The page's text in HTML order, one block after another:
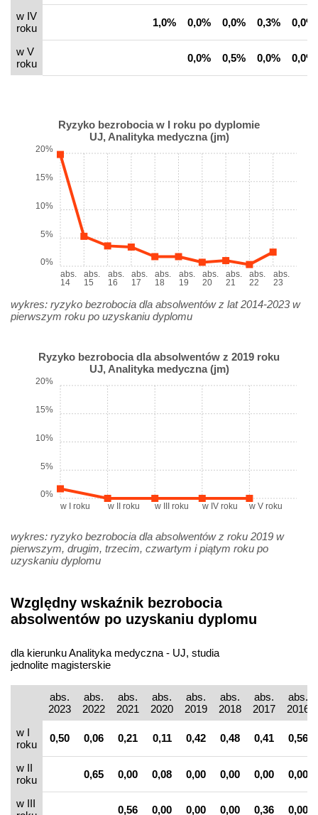
w IV
roku
1,0% 0,0% 0,0% 0,3% 0,0%
w V
roku
0,0% 0,5% 0,0% 0,0%
Ryzyko bezrobocia w I roku po dyplomie
UJ, Analityka medyczna (jm)
abs.
14
abs.
15
abs.
16
abs.
17
abs.
18
abs.
19
abs.
20
abs.
21
abs.
22
abs.
23
0%
5%
10%
15%
20%
wykres: ryzyko bezrobocia dla absolwentów z lat 2014-2023 w
pierwszym roku po uzyskaniu dyplomu
Ryzyko bezrobocia dla absolwentów z 2019 roku
UJ, Analityka medyczna (jm)
w I roku w II roku w III roku w IV roku w V roku
0%
5%
10%
15%
20%
wykres: ryzyko bezrobocia dla absolwentów z roku 2019 w
pierwszym, drugim, trzecim, czwartym i piątym roku po
uzyskaniu dyplomu
Względny wskaźnik bezrobocia
absolwentów po uzyskaniu dyplomu
dla kierunku Analityka medyczna - UJ, studia
jednolite magisterskie
abs.
2023
abs.
2022
abs.
2021
abs.
2020
abs.
2019
abs.
2018
abs.
2017
abs.
2016
w I
roku
0,50 0,06 0,21 0,11 0,42 0,48 0,41 0,56
w II
roku
0,65 0,00 0,08 0,00 0,00 0,00 0,00
w III
0,56 0,00 0,00 0,00 0,36 0,00